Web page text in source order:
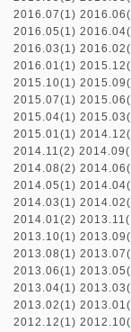
2016.07(1)
2016.05(1)
2016.03(1)
2016.01(1)
2015.10(1)
2015.07(1)
2015.04(1)
2015.01(1)
2014.11(2)
2014.08(2)
2014.05(1)
2014.03(1)
2014.01(2)
2013.10(1)
2013.08(1)
2013.06(1)
2013.04(1)
2013.02(1)
2012.12(1)